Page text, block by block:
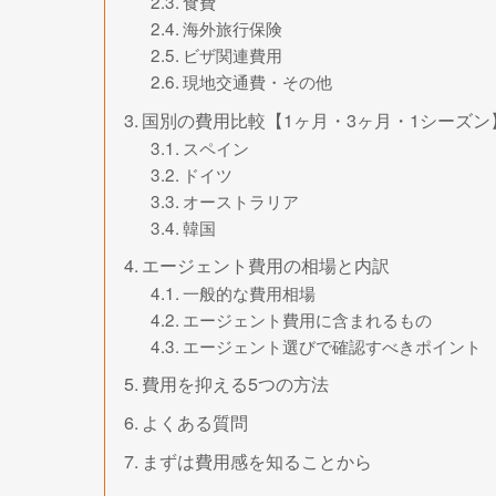
海外旅行保険
ビザ関連費用
現地交通費・その他
国別の費用比較【1ヶ月・3ヶ月・1シーズン
スペイン
ドイツ
オーストラリア
韓国
エージェント費用の相場と内訳
一般的な費用相場
エージェント費用に含まれるもの
エージェント選びで確認すべきポイント
費用を抑える5つの方法
よくある質問
まずは費用感を知ることから